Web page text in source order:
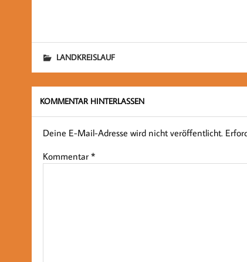
LANDKREISLAUF
KOMMENTAR HINTERLASSEN
Deine E-Mail-Adresse wird nicht veröffentlicht.
Kommentar *